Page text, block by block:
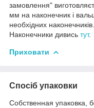
замовлення"
мм на наконечник і
необхідних
Наконечники дивись тут.
Приховати
Спосіб упаковки
Собственная упаковка,